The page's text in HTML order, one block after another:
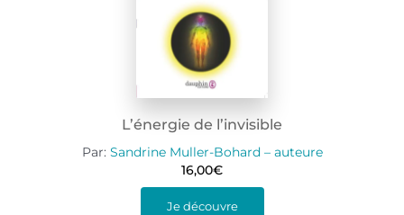
L’énergie de l’invisible
Par: Sandrine Muller-Bohard – auteure
16,00€
Je découvre